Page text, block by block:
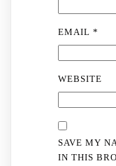
EMAIL *
WEBSITE
SAVE MY
IN THIS